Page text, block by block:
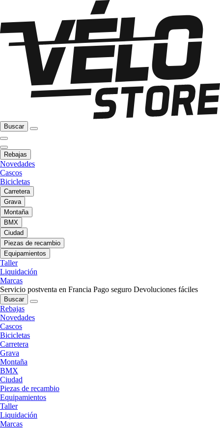
Buscar
Rebajas
Novedades
Cascos
Bicicletas
Carretera
Grava
Montaña
BMX
Ciudad
Piezas de recambio
Equipamientos
Taller
Liquidación
Marcas
Servicio postventa en Francia Pago seguro Devoluciones fáciles
Buscar
Rebajas
Novedades
Cascos
Bicicletas
Carretera
Grava
Montaña
BMX
Ciudad
Piezas de recambio
Equipamientos
Taller
Liquidación
Marcas